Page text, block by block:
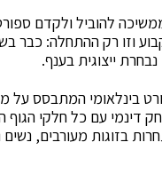
להוביל ולקדם
וזו רק ההתחלה: כבר
ייצוגית בענף.
בינלאומי המתבסס על
דינמי עם כל חלקי הגוף
בזוגות מעורבים, נשים